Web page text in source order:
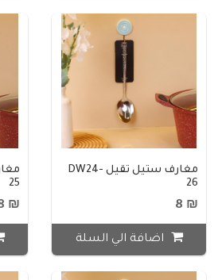
مغارف ستيل ثقيل DW24-
26
₪ 8
اضافة الي السلة
25
₪ 8